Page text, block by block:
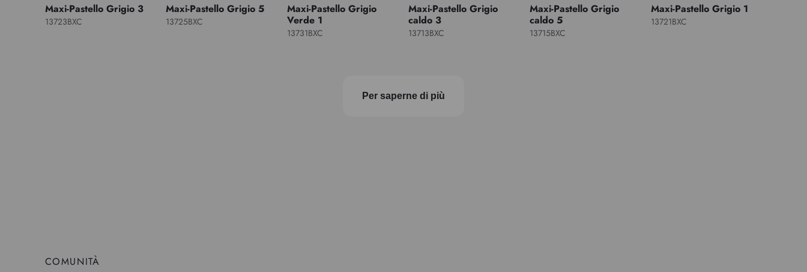
Maxi-Pastello Grigio 3
13723BXC
Maxi-Pastello Grigio 5
13725BXC
Maxi-Pastello Grigio
Verde 1
13731BXC
Maxi-Pastello Grigio
caldo 3
13713BXC
Maxi-Pastello Grigio
caldo 5
13715BXC
Maxi-Pastello Grigio 1
13721BXC
Per saperne di più
COMUNITÀ